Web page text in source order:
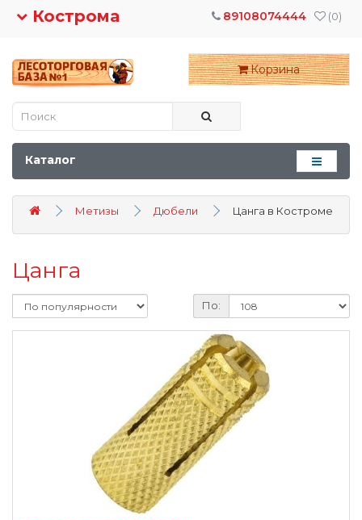
Кострома (0)
89108074444
Корзина
Каталог
Метизы Дюбели Цанга в Костроме
Цанга
По: